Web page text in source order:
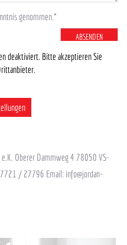
genommen.*
ABSENDEN
deaktiviert. Bitte akzeptieren Sie
e.K. Oberer Dammweg 4 78050 VS-
/ 27796 Email: info@jordan-